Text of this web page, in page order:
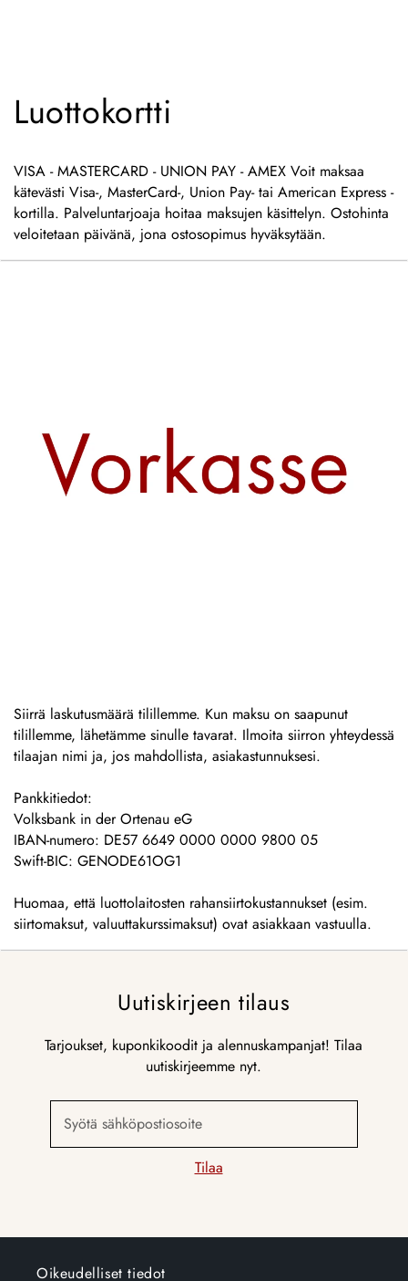
Luottokortti
VISA - MASTERCARD - UNION PAY - AMEX Voit maksaa
kätevästi Visa-, MasterCard-, Union Pay- tai American Express -
kortilla. Palveluntarjoaja hoitaa maksujen käsittelyn. Ostohinta
veloitetaan päivänä, jona ostosopimus hyväksytään.
Siirrä laskutusmäärä tilillemme. Kun maksu on saapunut
tilillemme, lähetämme sinulle tavarat. Ilmoita siirron yhteydessä
tilaajan nimi ja, jos mahdollista, asiakastunnuksesi.
Pankkitiedot:
Volksbank in der Ortenau eG
IBAN-numero: DE57 6649 0000 0000 9800 05
Swift-BIC: GENODE61OG1
Huomaa, että luottolaitosten rahansiirtokustannukset (esim.
siirtomaksut, valuuttakurssimaksut) ovat asiakkaan vastuulla.
Uutiskirjeen tilaus
Tarjoukset, kuponkikoodit ja alennuskampanjat! Tilaa
uutiskirjeemme nyt.
Syötä sähköpostiosoite
Tilaa
Oikeudelliset tiedot